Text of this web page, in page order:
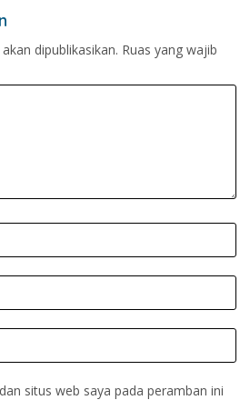
dipublikasikan. Ruas yang wajib
situs web saya pada peramban ini